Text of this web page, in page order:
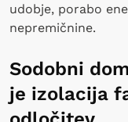
udobje, porabo
nepremičnine.
Sodobni
je izolacija